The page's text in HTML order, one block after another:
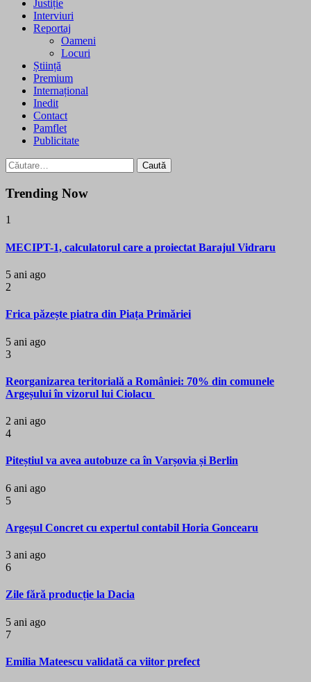
Justiție
Interviuri
Reportaj
Oameni
Locuri
Știință
Premium
Internațional
Inedit
Contact
Pamflet
Publicitate
Caută
după:
Trending Now
1
MECIPT-1, calculatorul care a proiectat Barajul Vidraru
5 ani ago
2
Frica păzește piatra din Piața Primăriei
5 ani ago
3
Reorganizarea teritorială a României: 70% din comunele
Argeșului în vizorul lui Ciolacu
2 ani ago
4
Piteștiul va avea autobuze ca în Varșovia și Berlin
6 ani ago
5
Argeșul Concret cu expertul contabil Horia Goncearu
3 ani ago
6
Zile fără producție la Dacia
5 ani ago
7
Emilia Mateescu validată ca viitor prefect